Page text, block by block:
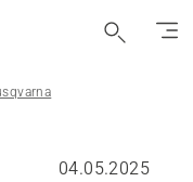
04.05.2025